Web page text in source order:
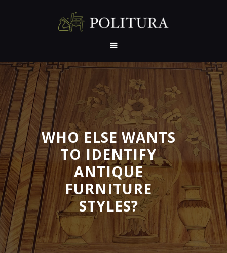
WHO ELSE WANTS
TO IDENTIFY
ANTIQUE
FURNITURE
STYLES?
NASLOVNA
O NAMA
PRE I POSLE
REFERENCE
SERTIFIKATI
PREPORUKE
IZLOŽBE
RADIONICA
GALERIJA
KONTAKT